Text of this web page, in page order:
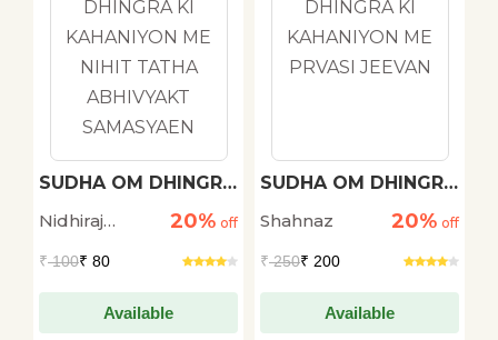
SUDHA OM DHINGRA
NIHIT TATHA
SAMASYAEN
Nidhiraj
20% off
₹100₹ 80
Available
SUDHA OM DHINGRA
PRVASI JEEVAN
Shahnaz 20% off
₹250₹ 200
Available